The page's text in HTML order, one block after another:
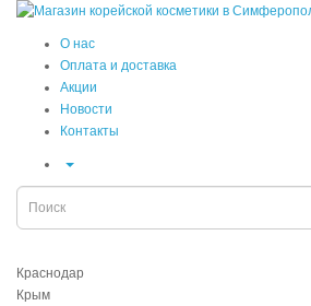
О нас
Оплата и доставка
Акции
Новости
Контакты
Краснодар
Крым